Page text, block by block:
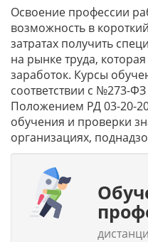
Освоение профессии
возможность в
затратах получить
на рынке труда,
заработок. Курсы
соответствии с №273-
Положением РД 03-20-
обучения и проверки
организациях,